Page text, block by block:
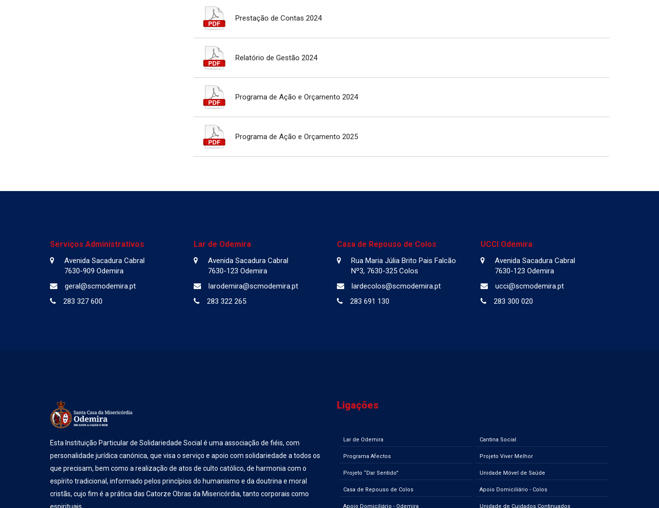
Prestação de Contas 2024
Relatório de Gestão 2024
Programa de Ação e Orçamento 2024
Programa de Ação e Orçamento 2025
Serviços Administrativos
Avenida Sacadura Cabral
7630-909 Odemira
geral@scmodemira.pt
283 327 600
Lar de Odemira
Avenida Sacadura Cabral
7630-123 Odemira
larodemira@scmodemira.pt
283 322 265
Casa de Repouso de Colos
Rua Maria Júlia Brito Pais Falcão
Nº3, 7630-325 Colos
lardecolos@scmodemira.pt
283 691 130
UCCI Odemira
Avenida Sacadura Cabral
7630-123 Odemira
ucci@scmodemira.pt
283 300 020
Esta Instituição Particular de Solidariedade Social é uma associação de fiéis, com
personalidade jurídica canónica, que visa o serviço e apoio com solidariedade a todos os
que precisam, bem como a realização de atos de culto católico, de harmonia com o
espírito tradicional, informado pelos princípios do humanismo e da doutrina e moral
cristãs, cujo fim é a prática das Catorze Obras da Misericórdia, tanto corporais como
espirituais
Ligações
Lar de Odemira Cantina Social
Programa Afectos Projeto Viver Melhor
Projeto “Dar Sentido” Unidade Móvel de Saúde
Casa de Repouso de Colos Apoio Domiciliário - Colos
Apoio Domiciliário - Odemira Unidade de Cuidados Continuados